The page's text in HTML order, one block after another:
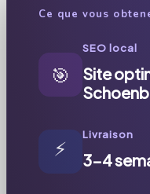
Ce que vous
🎯
SEO local
Site
⚡
Livraison
3-4